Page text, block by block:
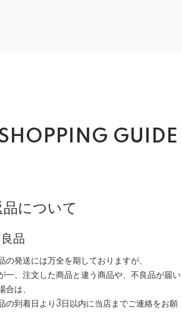
GUIDE
品について
品
の発送には万全を期しておりますが、
一、注文した商品と違う商品や、不良品が届い
合は、
の到着日より3日以内に当店までご連絡をお願